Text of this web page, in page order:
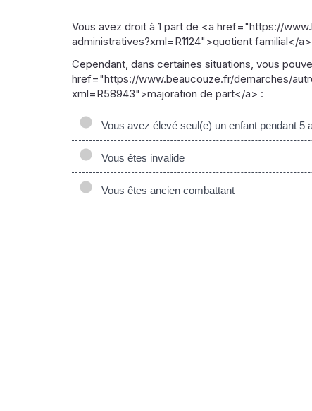
Vous avez droit à 1 part de <a href="https://
administratives?xml=R1124">quotient familial</
Cependant, dans certaines situations, vous
href="https://www.beaucouze.fr/demarches/
xml=R58943">majoration de part</a> :
Vous avez élevé seul(e) un enfant pendant 5
Vous êtes invalide
Vous êtes ancien combattant